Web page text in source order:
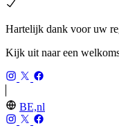
Hartelijk dank voor uw
Kijk uit naar een
BE,nl